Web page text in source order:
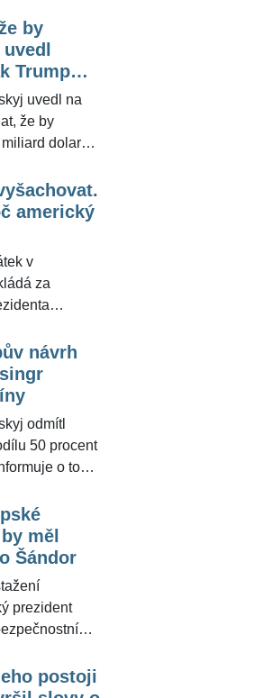
že
na mír.
podle
ani
i Vance
když žádá
Andor
by
Trump
uvedl na
že by
dolarů
dary
novinářům
že
komentovat
k jeho
americký
v
za
prohlásil,
Pro
stávajícího
návrh
odmítl
50 procent
o tom
Zelenskyj
analytik
měl
Šándor
prezident
slova
Andor
postoji